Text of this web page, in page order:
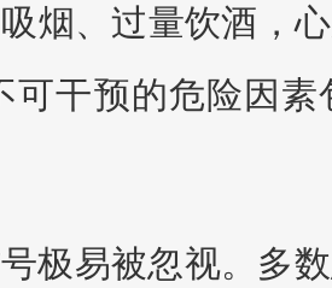
烟、过量饮酒，
干预的危险因
极易被忽视。多